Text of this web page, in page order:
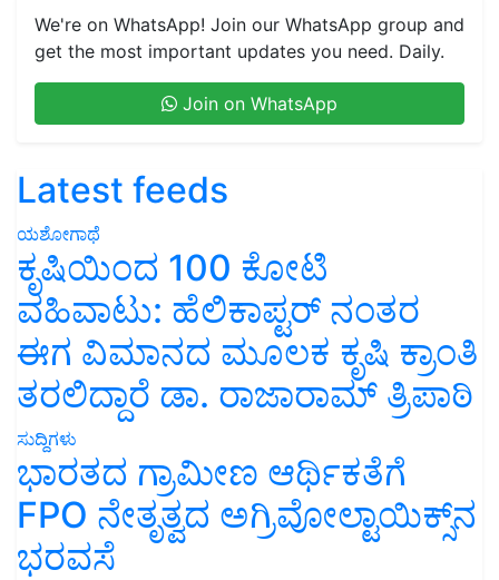
We're on WhatsApp! Join our WhatsApp group and
get the most important updates you need. Daily.
Join on WhatsApp
Latest feeds
ಯಶೋಗಾಥೆ
ಕೃಷಿಯಿಂದ 100 ಕೋಟಿ
ವಹಿವಾಟು: ಹೆಲಿಕಾಪ್ಟರ್ ನಂತರ
ಈಗ ವಿಮಾನದ ಮೂಲಕ ಕೃಷಿ ಕ್ರಾಂತಿ
ತರಲಿದ್ದಾರೆ ಡಾ. ರಾಜಾರಾಮ್ ತ್ರಿಪಾಠಿ
ಸುದ್ದಿಗಳು
ಭಾರತದ ಗ್ರಾಮೀಣ ಆರ್ಥಿಕತೆಗೆ
FPO ನೇತೃತ್ವದ ಅಗ್ರಿವೋಲ್ಟಾಯಿಕ್ಸ್‌ನ
ಭರವಸೆ